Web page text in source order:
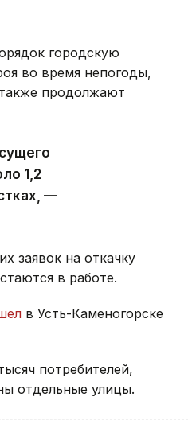
городскую
во время непогоды,
продолжают
1,2
—
заявок на откачку
в работе.
в Усть-Каменогорске
потребителей,
отдельные улицы.